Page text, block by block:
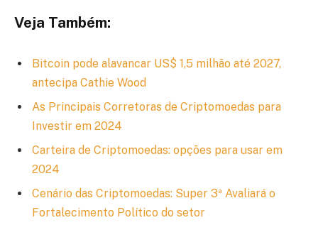
Veja Também:
Bitcoin pode alavancar US$ 1,5 milhão até 2027,
antecipa Cathie Wood
As Principais Corretoras de Criptomoedas para
Investir em 2024
Carteira de Criptomoedas: opções para usar em
2024
Cenário das Criptomoedas: Super 3ª Avaliará o
Fortalecimento Político do setor